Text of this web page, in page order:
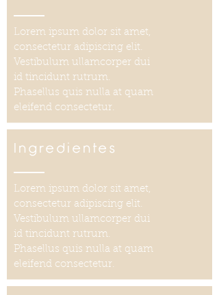
Lorem ipsum dolor sit amet,
consectetur adipiscing elit.
Vestibulum ullamcorper dui
id tincidunt rutrum.
Phasellus quis nulla at quam
eleifend consectetur.
Ingredientes
Lorem ipsum dolor sit amet,
consectetur adipiscing elit.
Vestibulum ullamcorper dui
id tincidunt rutrum.
Phasellus quis nulla at quam
eleifend consectetur.